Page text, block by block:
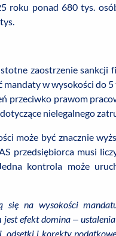
roku ponad 680 tys.
zaostrzenie
mandaty w wysokości do
przeciwko prawom
nielegalnego
może być znacznie
przedsiębiorca musi
kontrola może
się na wysokości
efekt domina –
odsetki i korekty